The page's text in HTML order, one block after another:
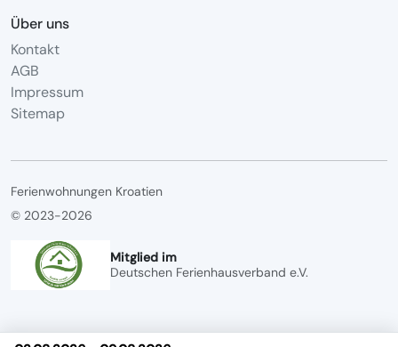
Über uns
Kontakt
AGB
Impressum
Sitemap
Ferienwohnungen Kroatien
© 2023-2026
Mitglied im
Deutschen Ferienhausverband e.V.